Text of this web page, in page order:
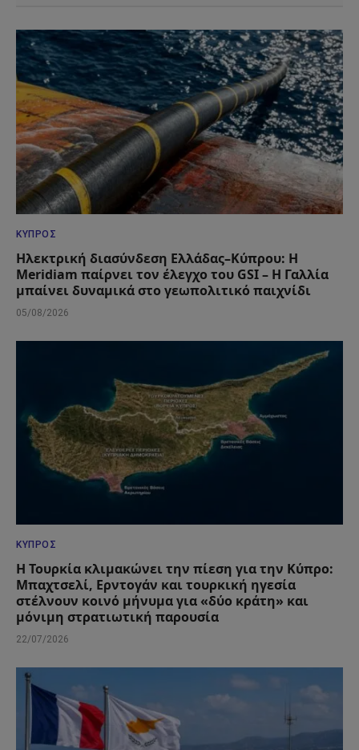
ΚΎΠΡΟΣ
Ηλεκτρική διασύνδεση Ελλάδας–Κύπρου: Η
Meridiam παίρνει τον έλεγχο του GSI – Η Γαλλία
μπαίνει δυναμικά στο γεωπολιτικό παιχνίδι
05/08/2026
ΚΎΠΡΟΣ
Η Τουρκία κλιμακώνει την πίεση για την Κύπρο:
Μπαχτσελί, Ερντογάν και τουρκική ηγεσία
στέλνουν κοινό μήνυμα για «δύο κράτη» και
μόνιμη στρατιωτική παρουσία
22/07/2026